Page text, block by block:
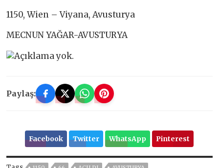
1150, Wien – Viyana, Avusturya
MECNUN YAĞAR-AVUSTURYA
Paylaş:
Facebook Twitter WhatsApp Pinterest